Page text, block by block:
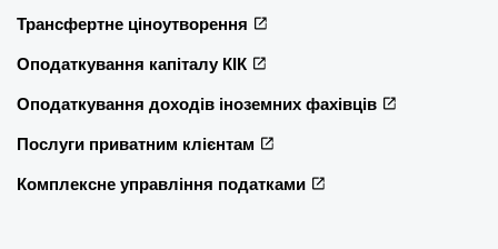
Трансфертне ціноутворення
Оподаткування капіталу КІК
Оподаткування доходів іноземних фахівців
Послуги приватним клієнтам
Комплексне управління податками